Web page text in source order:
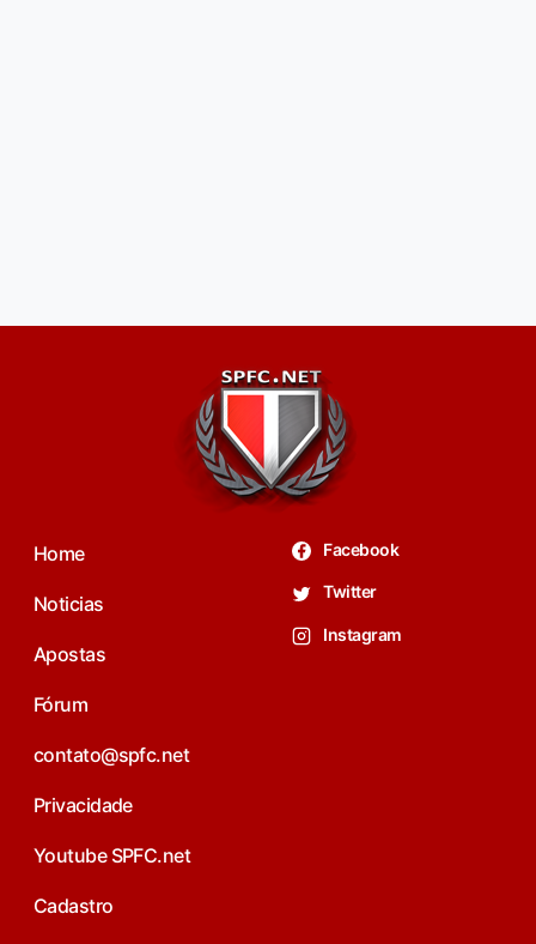
Home
Noticias
Apostas
Fórum
contato@spfc.net
Privacidade
Youtube SPFC.net
Cadastro
Facebook
Twitter
Instagram